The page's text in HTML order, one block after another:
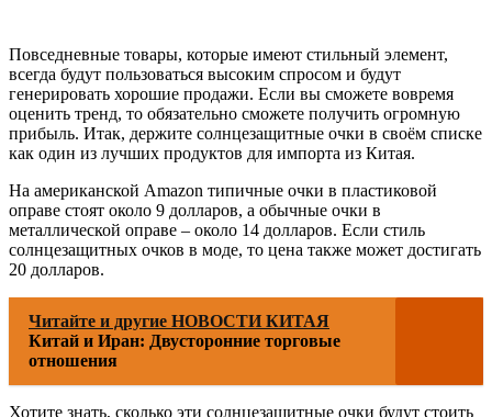
Повседневные товары, которые имеют стильный элемент,
всегда будут пользоваться высоким спросом и будут
генерировать хорошие продажи. Если вы сможете вовремя
оценить тренд, то обязательно сможете получить огромную
прибыль. Итак, держите солнцезащитные очки в своём списке
как один из лучших продуктов для импорта из Китая.
На американской Amazon типичные очки в пластиковой
оправе стоят около 9 долларов, а обычные очки в
металлической оправе – около 14 долларов. Если стиль
солнцезащитных очков в моде, то цена также может достигать
20 долларов.
Читайте и другие НОВОСТИ КИТАЯ
Китай и Иран: Двусторонние торговые
отношения
Хотите знать, сколько эти солнцезащитные очки будут стоить